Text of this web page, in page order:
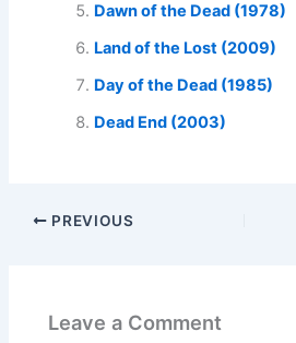
Dawn of the Dead (1978)
Land of the Lost (2009)
Day of the Dead (1985)
Dead End (2003)
PREVIOUS
Leave a Comment